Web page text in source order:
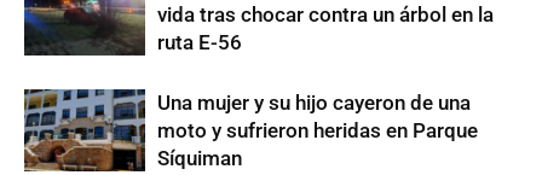
vida tras chocar contra un árbol en la
ruta E-56
Una mujer y su hijo cayeron de una
moto y sufrieron heridas en Parque
Síquiman